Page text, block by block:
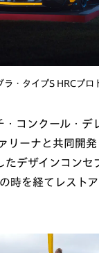
ラ・タイプS HRCプロ
・コンクール・デ
リーナと共同開
たデザインコンセ
時を経てレスト